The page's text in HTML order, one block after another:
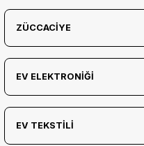
ZÜCCACİYE
EV ELEKTRONİĞİ
EV TEKSTİLİ